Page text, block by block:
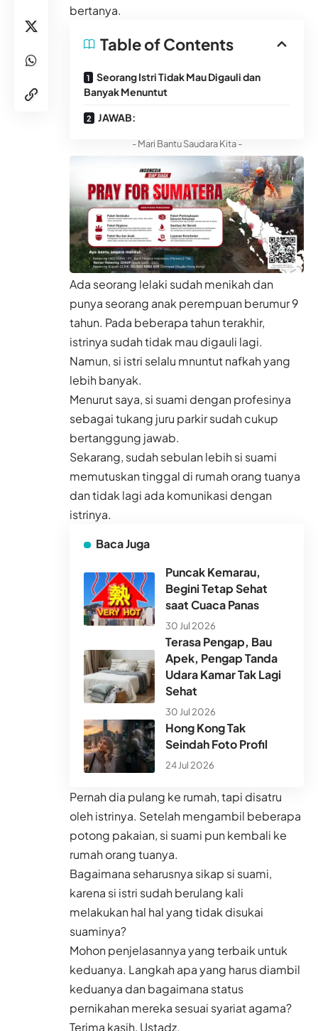
bertanya.
Table of Contents
Seorang Istri Tidak Mau Digauli dan
Banyak Menuntut
JAWAB:
- Mari Bantu Saudara Kita -
Ada seorang lelaki sudah menikah dan
punya seorang anak perempuan berumur 9
tahun. Pada beberapa tahun terakhir,
istrinya sudah tidak mau digauli lagi.
Namun, si istri selalu mnuntut nafkah yang
lebih banyak.
Menurut saya, si suami dengan profesinya
sebagai tukang juru parkir sudah cukup
bertanggung jawab.
Sekarang, sudah sebulan lebih si suami
memutuskan tinggal di rumah orang tuanya
dan tidak lagi ada komunikasi dengan
istrinya.
Baca Juga
Puncak Kemarau,
Begini Tetap Sehat
saat Cuaca Panas
30 Jul 2026
Terasa Pengap, Bau
Apek, Pengap Tanda
Udara Kamar Tak Lagi
Sehat
30 Jul 2026
Hong Kong Tak
Seindah Foto Profil
24 Jul 2026
Pernah dia pulang ke rumah, tapi disatru
oleh istrinya. Setelah mengambil beberapa
potong pakaian, si suami pun kembali ke
rumah orang tuanya.
Bagaimana seharusnya sikap si suami,
karena si istri sudah berulang kali
melakukan hal hal yang tidak disukai
suaminya?
Mohon penjelasannya yang terbaik untuk
keduanya. Langkah apa yang harus diambil
keduanya dan bagaimana status
pernikahan mereka sesuai syariat agama?
Terima kasih, Ustadz.